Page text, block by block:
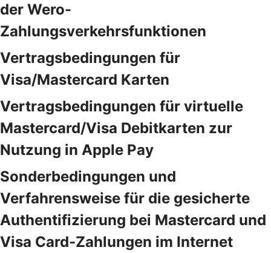
der Wero-
Zahlungsverkehrsfunktionen
Vertragsbedingungen für
Visa/Mastercard Karten
Vertragsbedingungen für virtuelle
Mastercard/Visa Debitkarten zur
Nutzung in Apple Pay
Sonderbedingungen und
Verfahrensweise für die gesicherte
Authentifizierung bei Mastercard und
Visa Card-Zahlungen im Internet